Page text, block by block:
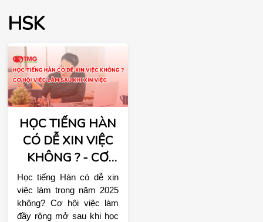
HSK
HỌC TIẾNG HÀN
CÓ DỄ XIN VIỆC
KHÔNG ? - CƠ
HỘI VIỆC LÀM
SAU KHI HỌC
XONG
Học tiếng Hàn có dễ xin
việc làm trong năm 2025
không? Cơ hội việc làm
đầy rộng mở sau khi học